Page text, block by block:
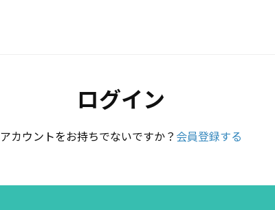
ログイン
アカウントをお持ちでないですか？ 会員登録する